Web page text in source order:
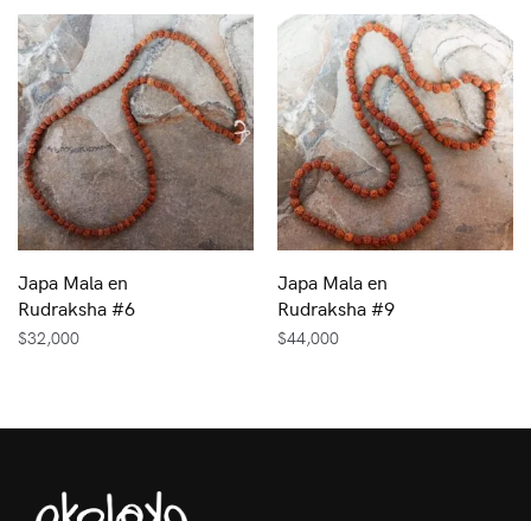
Japa Mala en
Rudraksha #6
$32,000
Japa Mala en
Rudraksha #9
$44,000